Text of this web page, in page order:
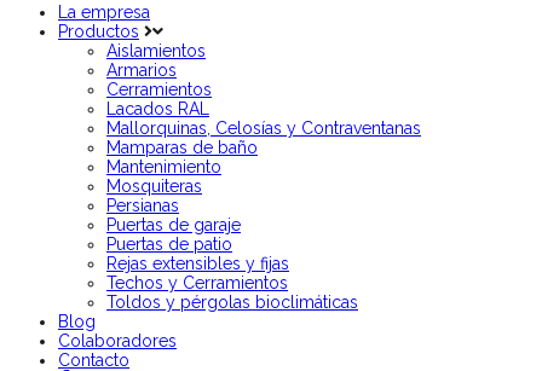
La empresa
Productos
Aislamientos
Armarios
Cerramientos
Lacados RAL
Mallorquinas, Celosías y Contraventanas
Mamparas de baño
Mantenimiento
Mosquiteras
Persianas
Puertas de garaje
Puertas de patio
Rejas extensibles y fijas
Techos y Cerramientos
Toldos y pérgolas bioclimáticas
Blog
Colaboradores
Contacto